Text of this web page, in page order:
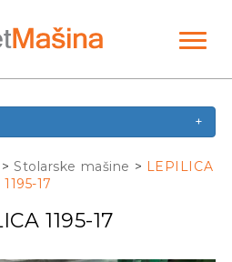
+
> Stolarske mašine > LEPILICA
1195-17
1195-17